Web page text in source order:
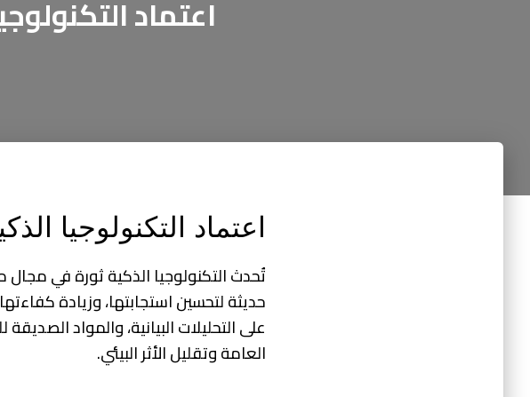
اعتماد
اعتماد التكنولوجيا
تُحدث التكنولوجيا الذكية ثورة في
حديثة لتحسين استجابتها، وزيادة
على التحليلات البيانية، والمواد
العامة وتقليل الأثر البيئي.